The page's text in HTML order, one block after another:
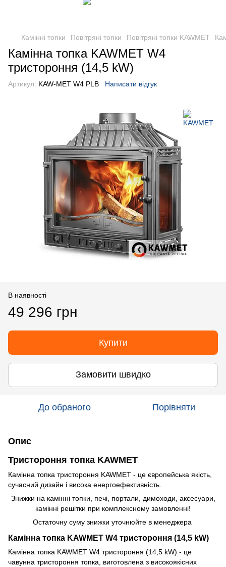
Камінні топки Повітряні топки Повітряні топки KAWMET
Камінна топка KAWMET W4
тристороння (14,5 kW)
Артикул: KAW-MET W4 PLB Написати відгук
В наявності
49 296 грн
Купити
Замовити швидко
До обраного Порівняти
Опис
Тристороння топка KAWMET
Камінна топка тристороння KAWMET - це європейська якість,
сучасний дизайн і висока енергоефективність.
Знижки на камінні топки, печі, портали, димоходи, аксесуари,
камінні решітки при комплексному замовленні!
Остаточну суму знижки уточнюйте в менеджера
Камінна топка KAWMET W4 тристороння (14,5 kW)
Камінна топка KAWMET W4 тристороння (14,5 kW) - це
чавунна тристороння топка, виготовлена з високоякісних